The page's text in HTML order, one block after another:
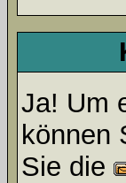
Ja! Um
können
Sie die